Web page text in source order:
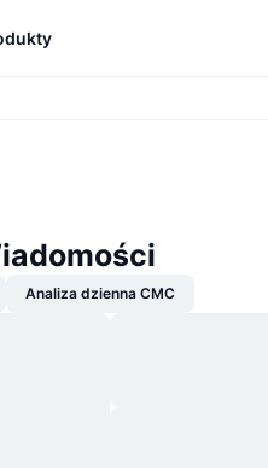
Analiza dzienna CMC